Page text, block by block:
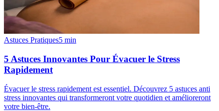
Astuces Pratiques5 min
5 Astuces Innovantes Pour Évacuer le Stress
Rapidement
Évacuer le stress rapidement est essentiel. Découvrez 5 astuces anti
stress innovantes qui transformeront votre quotidien et amélioreront
votre bien-être.